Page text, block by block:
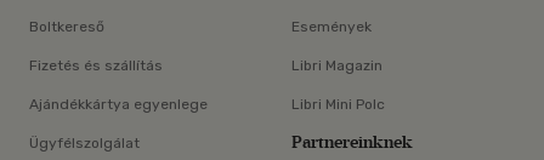
Boltkereső
Fizetés és szállítás
Ajándékkártya egyenlege
Ügyfélszolgálat
Események
Libri Magazin
Libri Mini Polc
Partnereinknek